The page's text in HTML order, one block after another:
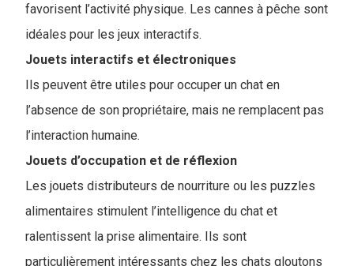
favorisent l’activité physique. Les cannes à pêche sont
idéales pour les jeux interactifs.
Jouets interactifs et électroniques
Ils peuvent être utiles pour occuper un chat en
l’absence de son propriétaire, mais ne remplacent pas
l’interaction humaine.
Jouets d’occupation et de réflexion
Les jouets distributeurs de nourriture ou les puzzles
alimentaires stimulent l’intelligence du chat et
ralentissent la prise alimentaire. Ils sont
particulièrement intéressants chez les chats gloutons